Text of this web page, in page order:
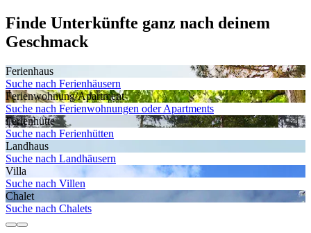
Finde Unterkünfte ganz nach deinem
Geschmack
Ferienhaus
Suche nach Ferienhäusern
Ferienwohnung/Apartment
Suche nach Ferienwohnungen oder Apartments
Ferienhütte
Suche nach Ferienhütten
Landhaus
Suche nach Landhäusern
Villa
Suche nach Villen
Chalet
Suche nach Chalets